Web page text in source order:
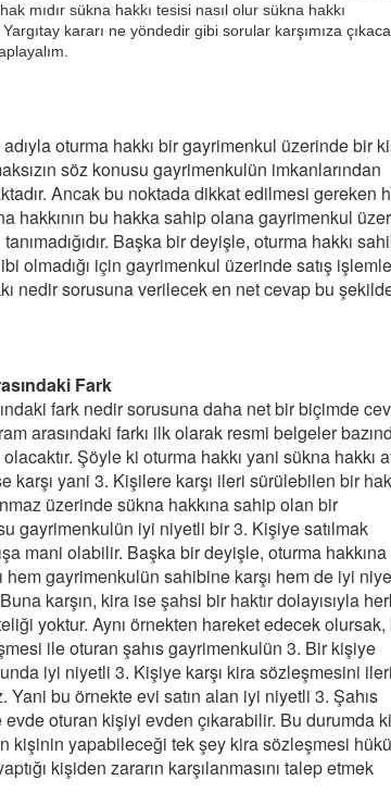
mıdır sükna hakkı tesisi nasıl olur sükna hakkı
kararı ne yöndedir gibi sorular karşımıza
oturma hakkı bir gayrimenkul üzerinde bir
söz konusu gayrimenkulün imkanlarından
Ancak bu noktada dikkat edilmesi gereken
hakkının bu hakka sahip olana gayrimenkul
Başka bir deyişle, oturma hakkı
olmadığı için gayrimenkul üzerinde satış
nedir sorusuna verilecek en net cevap bu
Fark
fark nedir sorusuna daha net bir biçimde
arasındaki farkı ilk olarak resmi belgeler
Şöyle ki oturma hakkı yani sükna hakkı
karşı yani 3. Kişilere karşı ileri sürülebilen bir
üzerinde sükna hakkına sahip olan bir
gayrimenkulün iyi niyetli bir 3. Kişiye satılmak
mani olabilir. Başka bir deyişle, oturma hakkına
hem gayrimenkulün sahibine karşı hem de iyi
karşın, kira ise şahsi bir haktır dolayısıyla
yoktur. Aynı örnekten hareket edecek olursak,
ile oturan şahıs gayrimenkulün 3. Bir kişiye
iyi niyetli 3. Kişiye karşı kira sözleşmesini ileri
bu örnekte evi satın alan iyi niyetli 3. Şahıs
oturan kişiyi evden çıkarabilir. Bu durumda
kişinin yapabileceği tek şey kira sözleşmesi
kişiden zararın karşılanmasını talep etmek